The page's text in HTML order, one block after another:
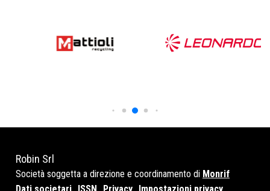
Robin Srl
Società soggetta a direzione e coordinamento di Monrif